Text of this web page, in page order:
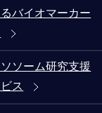
バイオマーカー
ソーム研究支援
ス